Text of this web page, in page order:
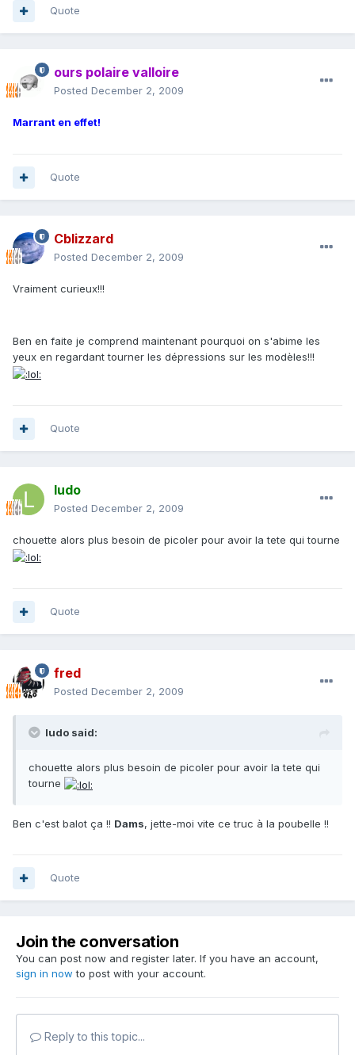
Quote
ours polaire valloire
Posted December 2, 2009
Marrant en effet!
Quote
Cblizzard
Posted December 2, 2009
Vraiment curieux!!!
Ben en faite je comprend maintenant pourquoi on s'abime les
yeux en regardant tourner les dépressions sur les modèles!!!
Quote
ludo
Posted December 2, 2009
chouette alors plus besoin de picoler pour avoir la tete qui tourne
Quote
fred
Posted December 2, 2009
ludo said:
chouette alors plus besoin de picoler pour avoir la tete qui
tourne
Ben c'est balot ça !! Dams, jette-moi vite ce truc à la poubelle !!
Quote
Join the conversation
You can post now and register later. If you have an account,
sign in now to post with your account.
Reply to this topic...